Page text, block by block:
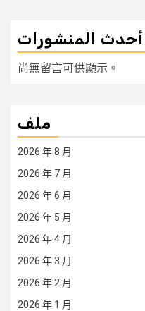
أحدث المنشورات
尚無留言可供顯示。
ملف
2026 年 8 月
2026 年 7 月
2026 年 6 月
2026 年 5 月
2026 年 4 月
2026 年 3 月
2026 年 2 月
2026 年 1 月